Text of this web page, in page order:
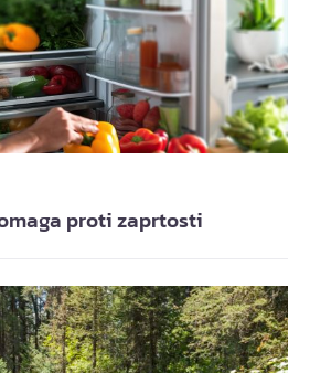
proti zaprtosti